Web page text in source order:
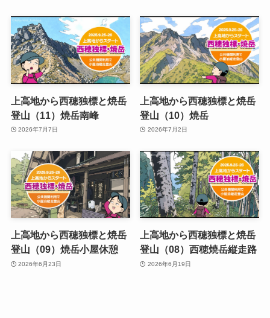
上高地から西穂独標と焼岳
登山（11）焼岳南峰
2026年7月7日
上高地から西穂独標と焼岳
登山（10）焼岳
2026年7月2日
上高地から西穂独標と焼岳
登山（09）焼岳小屋休憩
2026年6月23日
上高地から西穂独標と焼岳
登山（08）西穂焼岳縦走路
2026年6月19日